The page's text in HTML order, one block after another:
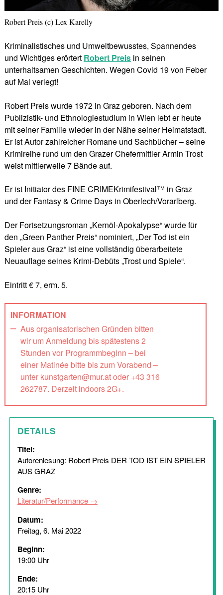
Robert Preis (c) Lex Karelly
Kriminalistisches und Umweltbewusstes, Spannendes
und Wichtiges erörtert Robert Preisin seinen
unterhaltsamen Geschichten. Wegen Covid 19 von Feber
auf Mai verlegt!
Robert Preis wurde 1972 in Graz geboren. Nach dem
Publizistik- und Ethnologiestudium in Wien lebt er heute
mit seiner Familie wieder in der Nähe seiner Heimatstadt.
Er ist Autor zahlreicher Romane und Sachbücher – seine
Krimireihe rund um den Grazer Chefermittler Armin Trost
weist mittlerweile 7 Bände auf.
Er ist Initiator des FINE CRIMEKrimifestival™ in Graz
und der Fantasy & Crime Days in Oberlech/Vorarlberg.
Der Fortsetzungsroman „Kernöl-Apokalypse“ wurde für
den „Green Panther Preis“ nominiert, „Der Tod ist ein
Spieler aus Graz“ ist eine vollständig überarbeitete
Neuauflage seines Krimi-Debüts „Trost und Spiele“.
Eintritt € 7, erm. 5.
INFORMATION
Aus organisatorischen Gründen bitten
wir um Anmeldung bis spätestens 2
Stunden vor Programmbeginn – bei
einer Matinée bitte bis zum Vorabend –
unter kunstgarten@mur.at oder +43 316
262787. Derzeit indoors 2G+.
DETAILS
Titel:
Autorenlesung: Robert Preis DER TOD IST EIN SPIELER
AUS GRAZ
Genre:
Literatur/Performance
Datum:
Freitag, 6. Mai 2022
Beginn:
19:00 Uhr
Ende:
20:15 Uhr